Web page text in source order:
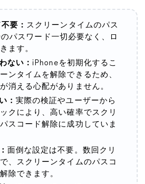
要： スクリーンタイムのパス
パスワード一切必要なく、ロ
ます。
ない：iPhoneを初期化するこ
ンタイムを解除できるため、
消える心配がありません。
： 実際の検証やユーザーから
クにより、高い確率でスクリ
スコード解除に成功していま
面倒な設定は不要。数回クリ
、スクリーンタイムのパスコ
除できます。